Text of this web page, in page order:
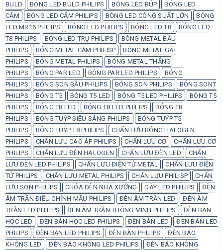
BULD
BÓNG LED BULD PHILIPS BÓNG LED BÚP
BÓNG LED
CẮM
BÓNG LED CẮM PHILIPS BÓNG LED CÔNG SUẤT LỚN
BÓNG
LED MR16 PHILIPS
BÓNG LED PHILIPS BÓNG LED T8
BÓNG LED
T8 PHILIPS
BÓNG LED TRỤ PHILIPS
BÓNG METAL BẦU
PHILIPS
BÓNG METAL CẮM PHILISP
BÓNG METAL GÀI
PHILIPS
BÓNG METAL PHILIPS
BÓNG METAL THẲNG
PHILIPS
BÓNG PAR LED BÓNG PAR LED PHILIPS
BÓNG
PHILIPS
BÓNG SON BẦU PHILIPS BÓNG SON PHILIPS
BÓNG SONT
PHILIPS
BÓNG T5 BÓNG T5 LED BÓNG T5 LED PHILIPS
BÓNG T5
PHILIPS
BÓNG T8 LED BÓNG T8 LED PHILIPS
BÓNG T8
PHILIPS
BÓNG TUÝP SIÊU SÁNG PHILIPS
BÓNG TUÝP T5
PHILIPS
BÓNG TUÝP T8 PHILIPS
CHẤN LƯU BÓNG HALOGEN
PHILIPS
CHẤN LƯU CAO ÁP PHILIPS CHẤN LƯU CƠ
CHẤN LƯU CƠ
PHILIPS
CHẤN LƯU ĐÈN HALOGEN CHẤN LƯU ĐÈN LED
CHẤN
LƯU ĐÈN LED PHILIPS
CHẤN LƯU ĐIỆN TỬ METAL
CHẤN LƯU ĐIỆN
TỬ PHILIPS
CHẤN LƯU METAL PHILIPS CHẤN LƯU PHILISP
CHẤN
LƯU SON PHILIPS
CHÓA ĐÈN NHÀ XƯỞNG DÂY LED PHILIPS
ĐÈN
ÂM TRẦN ĐIỀU CHỈNH MẦU PHILIPS
ĐÈN ÂM TRẦN LED
ĐÈN ÂM
TRẦN LED PHILIPS
ĐÈN ÂM TRẦN THÔNG MINH PHILIPS
ĐÈN BÀN
HỌC LED
ĐÈN BÀN HỌC LED PHILIPS ĐÈN BÀN LED
ĐÈN BÀN LED
PHILIPS
ĐÈN BẠN LED PHILIPS ĐÈN BÀN PHILIPS
ĐÈN BÁO
KHÔNG LED
ĐÈN BÁO KHÔNG LED PHILIPS
ĐÈN BÁO KHÔNG